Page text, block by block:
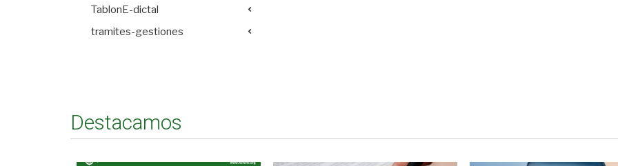
TablonE-dictal
tramites-gestiones
Destacamos